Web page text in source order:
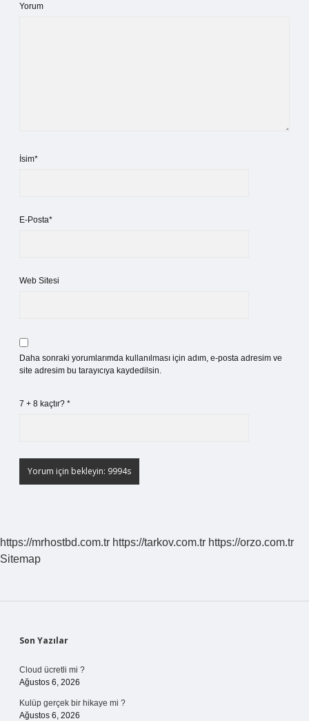
Yorum
İsim*
E-Posta*
Web Sitesi
Daha sonraki yorumlarımda kullanılması için adım, e-posta adresim ve
site adresim bu tarayıcıya kaydedilsin.
7 + 8 kaçtır? *
https://mrhostbd.com.tr https://tarkov.com.tr https://orzo.com.tr
Sitemap
Sidebar
Son Yazılar
Cloud ücretli mi ?
Ağustos 6, 2026
Kulüp gerçek bir hikaye mi ?
Ağustos 6, 2026